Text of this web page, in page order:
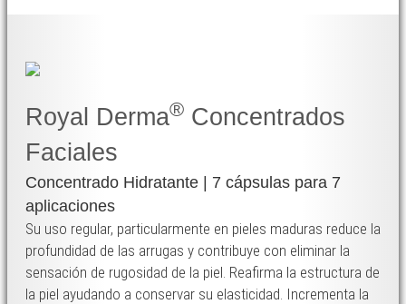
Royal Derma® Concentrados
Faciales
Concentrado Hidratante | 7 cápsulas para 7
aplicaciones
Su uso regular, particularmente en pieles maduras reduce la
profundidad de las arrugas y contribuye con eliminar la
sensación de rugosidad de la piel. Reafirma la estructura de
la piel ayudando a conservar su elasticidad. Incrementa la